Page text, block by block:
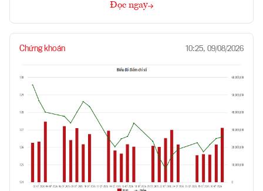
Đọc ngay
Chứng khoán 10:25, 09/08/2026